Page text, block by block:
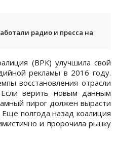
радио и пресса на
(ВРК) улучшила свой
рекламы в 2016 году.
восстановления отрасли
Если верить новым данным
пирог должен вырасти
полгода назад коалиция
и пророчила рынку